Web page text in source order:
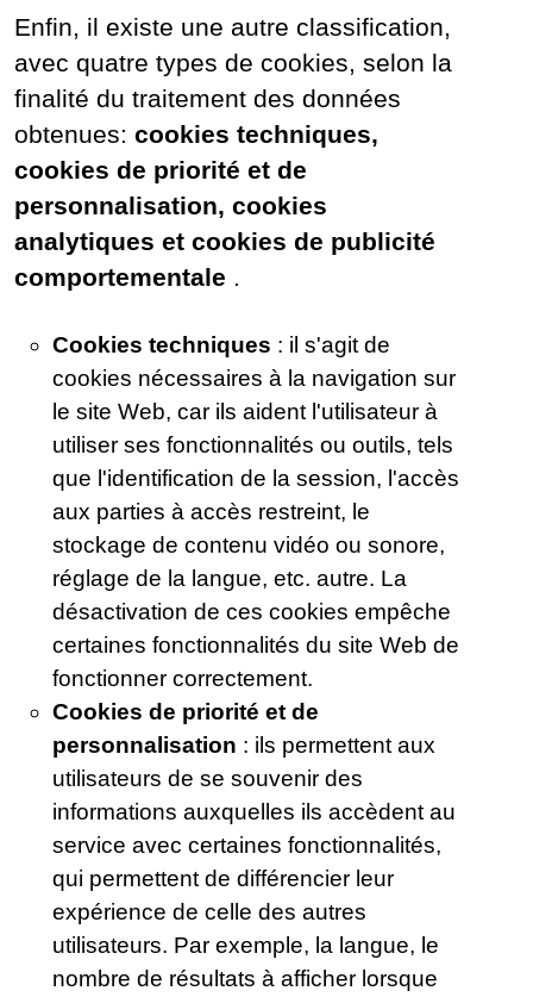
Enfin, il existe une autre classification,
avec quatre types de cookies, selon la
finalité du traitement des données
obtenues: cookies techniques,
cookies de priorité et de
personnalisation, cookies
analytiques et cookies de publicité
comportementale
Cookies techniques : il s'agit de
cookies nécessaires à la navigation sur
le site Web, car ils aident l'utilisateur à
utiliser ses fonctionnalités ou outils, tels
que l'identification de la session, l'accès
aux parties à accès restreint, le
stockage de contenu vidéo ou sonore,
réglage de la langue, etc. autre. La
désactivation de ces cookies empêche
certaines fonctionnalités du site Web de
fonctionner correctement.
Cookies de priorité et de
personnalisation : ils permettent aux
utilisateurs de se souvenir des
informations auxquelles ils accèdent au
service avec certaines fonctionnalités,
qui permettent de différencier leur
expérience de celle des autres
utilisateurs. Par exemple, la langue, le
nombre de résultats à afficher lorsque